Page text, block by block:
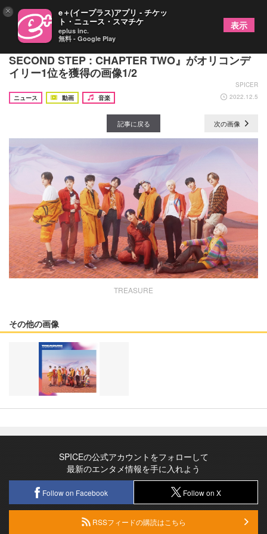
TREASURE、日本2ndミニアルバム『THE
SECOND STEP : CHAPTER TWO』がオリコンデ
イリー1位を獲得の画像1/2
SPICER
ニュース
動画 音楽 2022.12.5
記事に戻る 次の画像
TREASURE
その他の画像
SPICEの公式アカウントをフォローして
最新のエンタメ情報を手に入れよう
Follow on Facebook Follow on X
RSSフィードの購読はこちら
× e＋(イープラス)アプリ - チケッ
ト・ニュース・スマチケ
eplus inc.
無料 - Google Play
表示